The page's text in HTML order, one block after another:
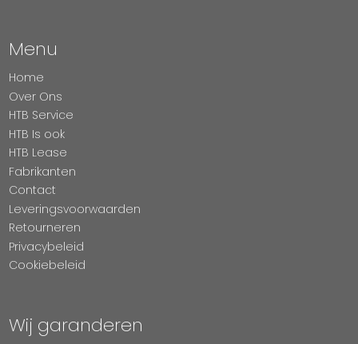
Menu
Home
Over Ons
HTB Service
HTB Is ook
HTB Lease
Fabrikanten
Contact
Leveringsvoorwaarden
Retourneren
Privacybeleid
Cookiebeleid
Wij garanderen